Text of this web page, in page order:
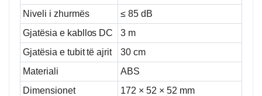
Niveli i zhurmës
≤ 85 dB
Gjatësia e kabllos DC
3 m
Gjatësia e tubit të ajrit
30 cm
Materiali
ABS
Dimensionet
172 × 52 × 52 mm